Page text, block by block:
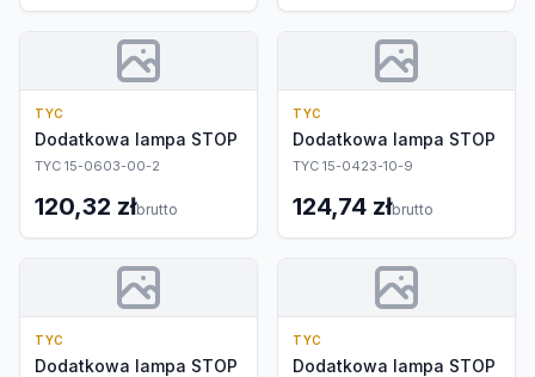
TYC
Dodatkowa lampa STOP
TYC 15-0603-00-2
120,32 złbrutto
TYC
Dodatkowa lampa STOP
TYC 15-0423-10-9
124,74 złbrutto
TYC
Dodatkowa lampa STOP
TYC
Dodatkowa lampa STOP